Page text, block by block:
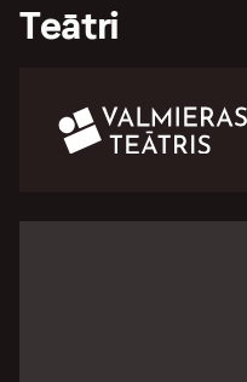
Teātri